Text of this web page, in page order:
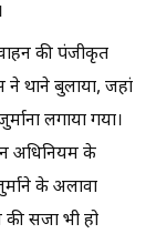
की पंजीकृत
ने थाने बुलाया, जहां
लगाया गया।
अधिनियम के
के अलावा
की सजा भी हो